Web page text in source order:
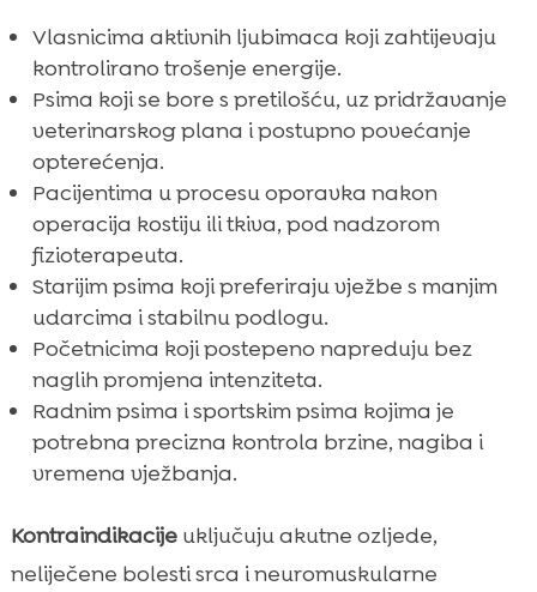
Vlasnicima aktivnih ljubimaca koji zahtijevaju
kontrolirano trošenje energije.
Psima koji se bore s pretilošću, uz pridržavanje
veterinarskog plana i postupno povećanje
opterećenja.
Pacijentima u procesu oporavka nakon
operacija kostiju ili tkiva, pod nadzorom
fizioterapeuta.
Starijim psima koji preferiraju vježbe s manjim
udarcima i stabilnu podlogu.
Početnicima koji postepeno napreduju bez
naglih promjena intenziteta.
Radnim psima i sportskim psima kojima je
potrebna precizna kontrola brzine, nagiba i
vremena vježbanja.
Kontraindikacijeuključuju akutne ozljede,
neliječene bolesti srca i neuromuskularne